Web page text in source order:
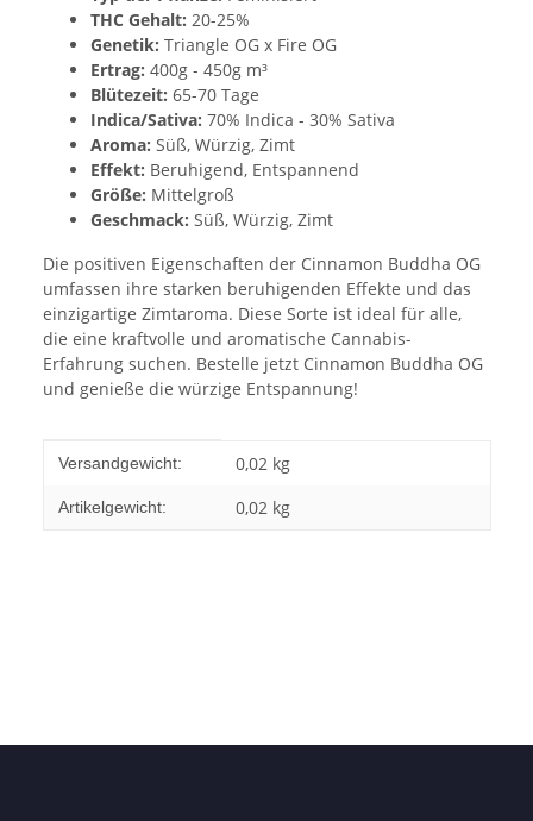
THC Gehalt: 20-25%
Genetik: Triangle OG x Fire OG
Ertrag: 400g - 450g m³
Blütezeit: 65-70 Tage
Indica/Sativa: 70% Indica - 30% Sativa
Aroma: Süß, Würzig, Zimt
Effekt: Beruhigend, Entspannend
Größe: Mittelgroß
Geschmack: Süß, Würzig, Zimt
Die positiven Eigenschaften der Cinnamon Buddha OG
umfassen ihre starken beruhigenden Effekte und das
einzigartige Zimtaroma. Diese Sorte ist ideal für alle,
die eine kraftvolle und aromatische Cannabis-
Erfahrung suchen. Bestelle jetzt Cinnamon Buddha OG
und genieße die würzige Entspannung!
Produkteigenschaft
Wert
Versandgewicht: 0,02 kg
Artikelgewicht: 0,02 kg